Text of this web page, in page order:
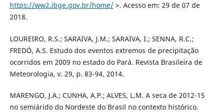
https://ww2.ibge.gov.br/home/>. Acesso em: 29 de 07 de
2018.
LOUREIRO, R.S.; SARAIVA, J.M.; SARAIVA, I.; SENNA, R.C.;
FREDÓ, A.S. Estudo dos eventos extremos de precipitação
ocorridos em 2009 no estado do Pará. Revista Brasileira de
Meteorologia, v. 29, p. 83-94, 2014.
MARENGO, J.A.; CUNHA, A.P.; ALVES, L.M. A seca de 2012-15
no semiárido do Nordeste do Brasil no contexto histórico.